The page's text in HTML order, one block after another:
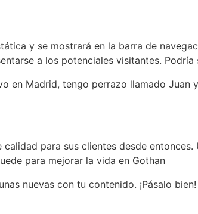
y se mostrará en la barra de
a los potenciales visitantes. Podría
en Madrid, tengo perrazo llamado Juan
para sus clientes desde entonces.
para mejorar la vida en Gothan
nuevas con tu contenido. ¡Pásalo bien!